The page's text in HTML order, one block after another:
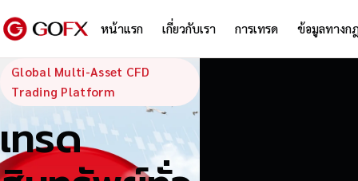
หน้าแรก เกี่ยวกับเรา การเทรด ข้อมูลทางก
GoFX —
Global Multi-Asset CFD
Trading Platform
เทรด